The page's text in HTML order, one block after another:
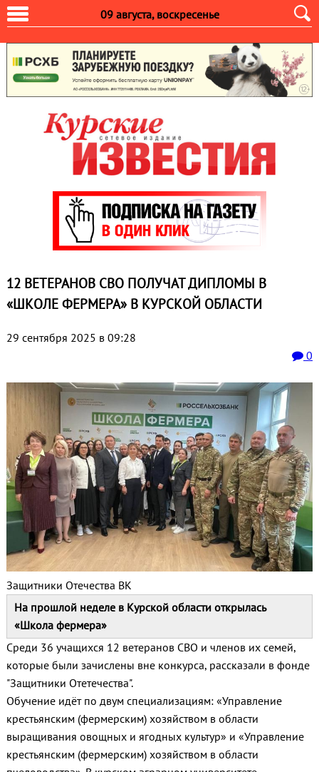
09 августа, воскресенье
12 ВЕТЕРАНОВ СВО ПОЛУЧАТ ДИПЛОМЫ В
«ШКОЛЕ ФЕРМЕРА» В КУРСКОЙ ОБЛАСТИ
29 сентября 2025 в 09:28
0
Защитники Отечества ВК
На прошлой неделе в Курской области открылась
«Школа фермера»
Среди 36 учащихся 12 ветеранов СВО и членов их семей,
которые были зачислены вне конкурса, рассказали в фонде
"Защитники Отетечества".
Обучение идёт по двум специализациям: «Управление
крестьянским (фермерским) хозяйством в области
выращивания овощных и ягодных культур» и «Управление
крестьянским (фермерским) хозяйством в области